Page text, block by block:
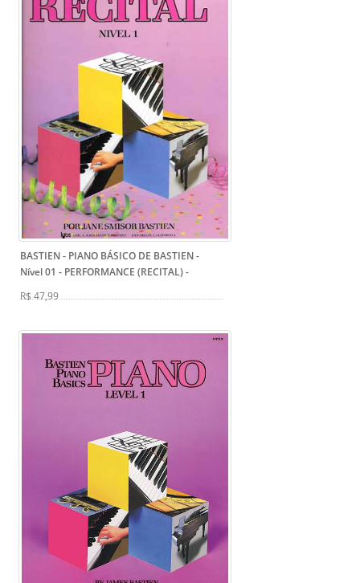
BASTIEN - PIANO BÁSICO DE BASTIEN -
Nível 01 - PERFORMANCE (RECITAL)-
R$ 47,99